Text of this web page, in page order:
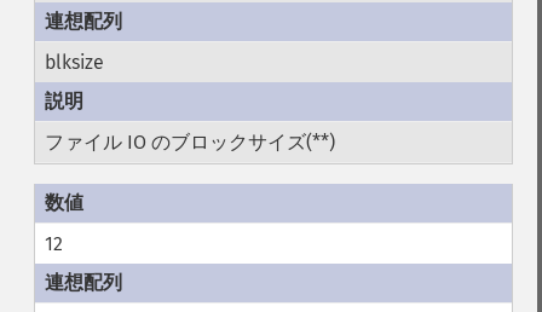
blksize
ファイル IO のブロックサイズ(**)
12